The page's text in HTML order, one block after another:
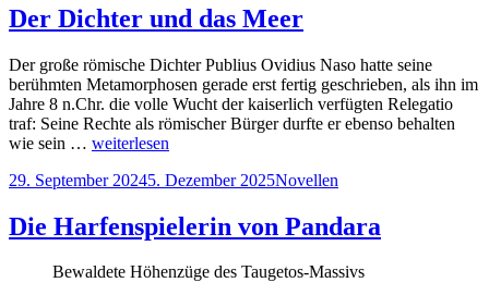
Der Dichter und das Meer
Der große römische Dichter Publius Ovidius Naso hatte seine
berühmten Metamorphosen gerade erst fertig geschrieben, als ihn im
Jahre 8 n.Chr. die volle Wucht der kaiserlich verfügten Relegatio
traf: Seine Rechte als römischer Bürger durfte er ebenso behalten
wie sein … weiterlesen
Veröffentlicht
29. September 20245. Dezember 2025Kategorien
Novellen
Die Harfenspielerin von Pandara
Bewaldete Höhenzüge des Taugetos-Massivs